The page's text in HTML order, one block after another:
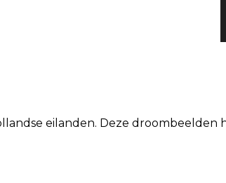
eilanden. Deze droombeelden